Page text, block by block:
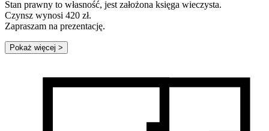
Stan prawny to własność, jest założona księga wieczysta.
Czynsz wynosi 420 zł.
Zapraszam na prezentację.
Pokaż więcej >